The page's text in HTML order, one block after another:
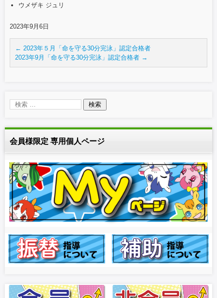
ウメザキ ジュリ
2023年9月6日
← 2023年５月「命を守る30分完泳」認定合格者
2023年9月「命を守る30分完泳」認定合格者 →
会員様限定 専用個人ページ